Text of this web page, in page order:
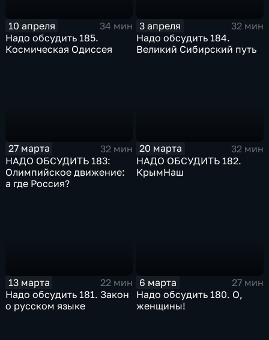
10 апреля
34 мин
Надо обсудить 185.
Космическая Одиссея
3 апреля
32 мин
Надо обсудить 184.
Великий Сибирский путь
27 марта
32 мин
НАДО ОБСУДИТЬ 183:
Олимпийское движение:
а где Россия?
20 марта
32 мин
НАДО ОБСУДИТЬ 182.
КрымНаш
13 марта
22 мин
Надо обсудить 181. Закон
о русском языке
6 марта
27 мин
Надо обсудить 180. О,
женщины!